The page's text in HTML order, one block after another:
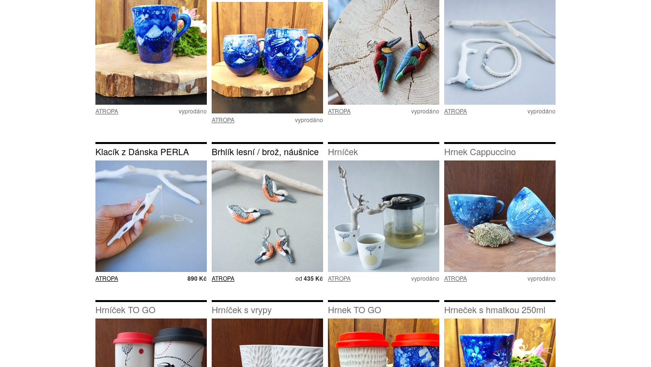
ATROPA vyprodáno
ATROPA vyprodáno
ATROPA vyprodáno ATROPA vyprodáno
Klacík z Dánska PERLA
ATROPA 890 Kč
Brhlík lesní / brož, náušnice
ATROPA od 435 Kč
Hrníček
ATROPA vyprodáno
Hrnek Cappuccino
ATROPA vyprodáno
Hrníček TO GO Hrníček s vrypy Hrnek TO GO Hrneček s hmatkou 250ml